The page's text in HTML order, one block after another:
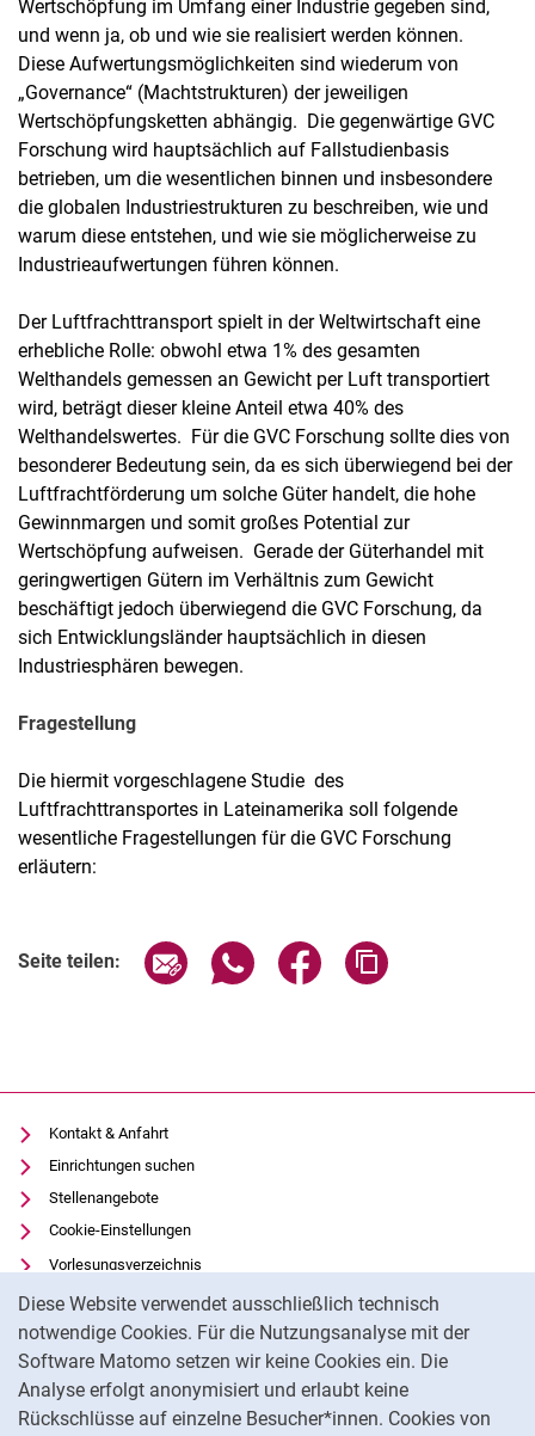
Diese Website verwendet ausschließlich technisch
notwendige Cookies. Für die Nutzungsanalyse mit der
Software Matomo setzen wir keine Cookies ein. Die
Analyse erfolgt anonymisiert und erlaubt keine
Rückschlüsse auf einzelne Besucher*innen. Cookies von
Wertschöpfung im Umfang einer Industrie gegeben sind,
und wenn ja, ob und wie sie realisiert werden können.
Diese Aufwertungsmöglichkeiten sind wiederum von
„Governance“ (Machtstrukturen) der jeweiligen
Wertschöpfungsketten abhängig. Die gegenwärtige GVC
Forschung wird hauptsächlich auf Fallstudienbasis
betrieben, um die wesentlichen binnen und insbesondere
die globalen Industriestrukturen zu beschreiben, wie und
warum diese entstehen, und wie sie möglicherweise zu
Industrieaufwertungen führen können.
Der Luftfrachttransport spielt in der Weltwirtschaft eine
erhebliche Rolle: obwohl etwa 1% des gesamten
Welthandels gemessen an Gewicht per Luft transportiert
wird, beträgt dieser kleine Anteil etwa 40% des
Welthandelswertes. Für die GVC Forschung sollte dies von
besonderer Bedeutung sein, da es sich überwiegend bei der
Luftfrachtförderung um solche Güter handelt, die hohe
Gewinnmargen und somit großes Potential zur
Wertschöpfung aufweisen. Gerade der Güterhandel mit
geringwertigen Gütern im Verhältnis zum Gewicht
beschäftigt jedoch überwiegend die GVC Forschung, da
sich Entwicklungsländer hauptsächlich in diesen
Industriesphären bewegen.
Fragestellung
Die hiermit vorgeschlagene Studie des
Luftfrachttransportes in Lateinamerika soll folgende
wesentliche Fragestellungen für die GVC Forschung
erläutern:
Seite teilen: Seite über E-Mail teilen
Seite über WhatsApp teilen
Seite über Facebook
Kontakt & Anfahrt
Einrichtungen suchen
Stellenangebote
Cookie-Einstellungen
Vorlesungsverzeichnis
Uni-Bibliothek
Moodle
Panopto
Datenschutz
Barrierefreiheit